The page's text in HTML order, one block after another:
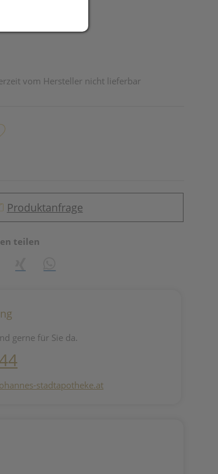
vom Hersteller nicht lieferbar
Produktanfrage
teilen
gerne für Sie da.
stadtapotheke.at